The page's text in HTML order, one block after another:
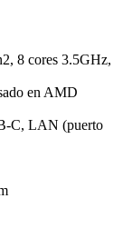
8 cores 3.5GHz,
en AMD
C, LAN (puerto